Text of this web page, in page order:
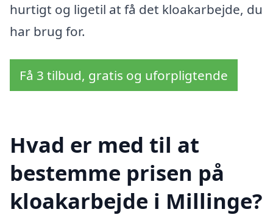
hurtigt og ligetil at få det kloakarbejde, du
har brug for.
Få 3 tilbud, gratis og uforpligtende
Hvad er med til at
bestemme prisen på
kloakarbejde i Millinge?